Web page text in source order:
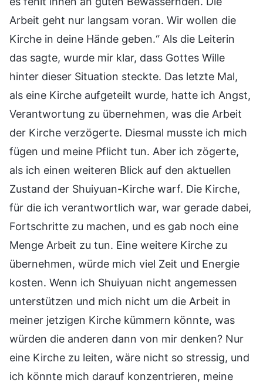
Arbeit geht nur langsam voran. Wir wollen die
Kirche in deine Hände geben.“ Als die Leiterin
das sagte, wurde mir klar, dass Gottes Wille
hinter dieser Situation steckte. Das letzte Mal,
als eine Kirche aufgeteilt wurde, hatte ich Angst,
Verantwortung zu übernehmen, was die Arbeit
der Kirche verzögerte. Diesmal musste ich mich
fügen und meine Pflicht tun. Aber ich zögerte,
als ich einen weiteren Blick auf den aktuellen
Zustand der Shuiyuan-Kirche warf. Die Kirche,
für die ich verantwortlich war, war gerade dabei,
Fortschritte zu machen, und es gab noch eine
Menge Arbeit zu tun. Eine weitere Kirche zu
übernehmen, würde mich viel Zeit und Energie
kosten. Wenn ich Shuiyuan nicht angemessen
unterstützen und mich nicht um die Arbeit in
meiner jetzigen Kirche kümmern könnte, was
würden die anderen dann von mir denken? Nur
eine Kirche zu leiten, wäre nicht so stressig, und
ich könnte mich darauf konzentrieren, meine